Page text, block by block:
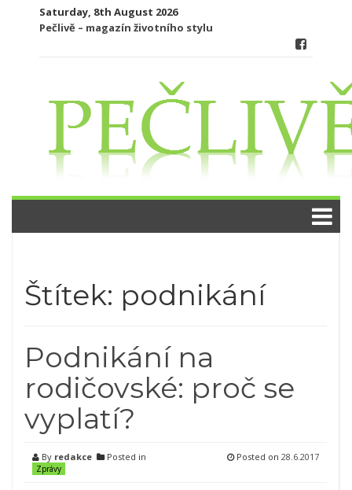
Saturday, 8th August 2026
Pečlivě – magazín životního stylu
Štítek: podnikání
Podnikání na
rodičovské: proč se
vyplatí?
By redakce Posted in
Zprávy
Posted on 28.6.2017